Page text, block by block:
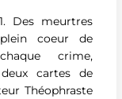
Des meurtres
coeur de
crime,
cartes de
Théophraste